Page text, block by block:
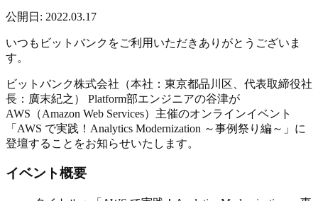
公開日 : 2022.03.17
いつもビットバンクをご利用いただきありがとうございま
す。
ビットバンク株式会社（本社：東京都品川区、代表取締役社
長：廣末紀之） Platform部エンジニアの谷津が
AWS（Amazon Web Services）主催のオンラインイベント
「AWS で実践！Analytics Modernization ～事例祭り編～」に
登壇することをお知らせいたします。
イベント概要